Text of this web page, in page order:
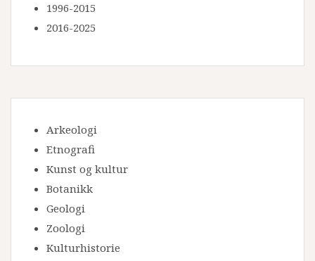
1996-2015
2016-2025
Arkeologi
Etnografi
Kunst og kultur
Botanikk
Geologi
Zoologi
Kulturhistorie